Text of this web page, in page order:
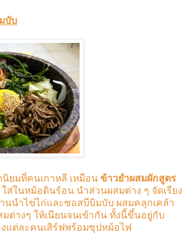
บับ
นิยมที่คนเกาหลี เหมือน ข้าวยำผสมผักสูตร
ส่ในหม้อดินร้อน นำส่วนผสมต่าง ๆ จัดเรียง
นนำไข่ไก่และซอสบีบิมบับ ผสมคลุกเคล้า
ต่างๆ ให้เนียนจนเข้ากัน ทั้งนี้ขึ้นอยู่กับ
แต่ละคนเสิร์ฟพร้อมซุปหม้อไฟ